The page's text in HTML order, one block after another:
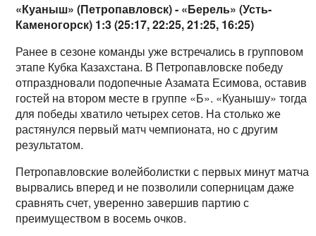
«Куаныш» (Петропавловск) - «Берель» (Усть-
Каменогорск) 1:3 (25:17, 22:25, 21:25, 16:25)
Ранее в сезоне команды уже встречались в групповом
этапе Кубка Казахстана. В Петропавловске победу
отпраздновали подопечные Азамата Есимова, оставив
гостей на втором месте в группе «Б». «Куанышу» тогда
для победы хватило четырех сетов. На столько же
растянулся первый матч чемпионата, но с другим
результатом.
Петропавловские волейболистки с первых минут матча
вырвались вперед и не позволили соперницам даже
сравнять счет, уверенно завершив партию с
преимуществом в восемь очков.